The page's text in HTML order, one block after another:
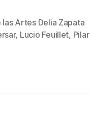
Artes Delia Zapata
, Lucio Feuillet, Pilar